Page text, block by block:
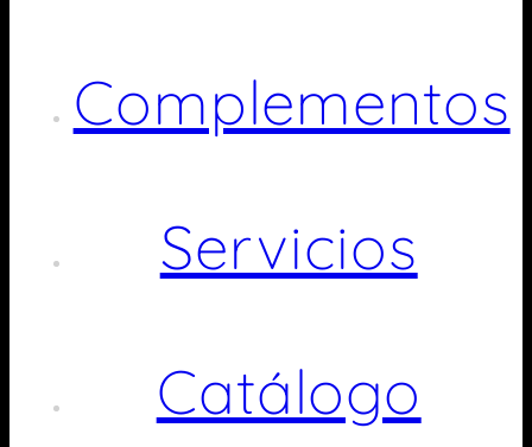
Complementos
Servicios
Catálogo